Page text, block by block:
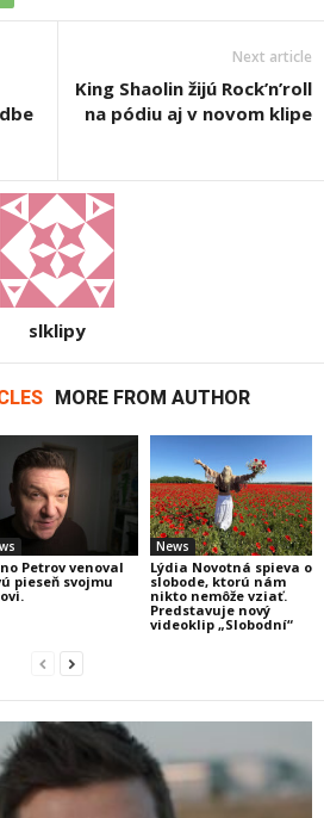
Next article
King Shaolin žijú Rock’n’roll
na pódiu aj v novom klipe
slklipy
MORE FROM AUTHOR
Petrov venoval
pieseň svojmu
News
Lýdia Novotná spieva o
slobode, ktorú nám
nikto nemôže vziať.
Predstavuje nový
videoklip „Slobodní“